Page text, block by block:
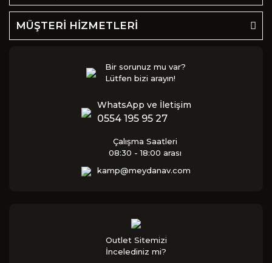
MÜŞTERİ HİZMETLERİ
Bir sorunuz mu var?
Lütfen bizi arayın!
WhatsApp ve İletişim
0554 195 95 27
Çalışma Saatleri
08:30 - 18:00 arası
kamp@meydanav.com
Outlet Sitemizi
İncelediniz mi?